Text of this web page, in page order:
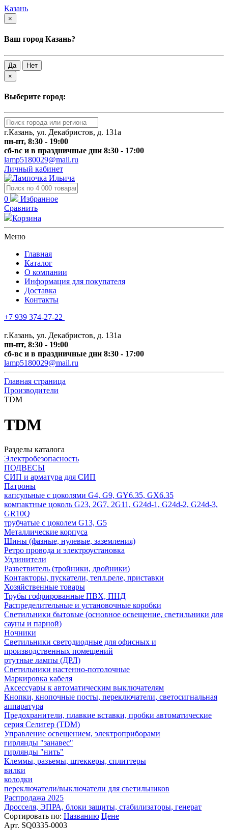
Казань
×
Ваш город Казань?
Да
Нет
×
Выберите город:
г.Казань, ул. Декабристов, д. 131а
пн-пт, 8:30 - 19:00
сб-вс и в праздничные дни 8:30 - 17:00
lamp5180029@mail.ru
Личный кабинет
0
Избранное
Сравнить
Корзина
Меню
Главная
Каталог
О компании
Информация для покупателя
Доставка
Контакты
+7 939 374-27-22
г.Казань, ул. Декабристов, д. 131а
пн-пт, 8:30 - 19:00
сб-вс и в праздничные дни 8:30 - 17:00
lamp5180029@mail.ru
Главная страница
Производители
TDM
TDM
Разделы каталога
Электробезопасность
ПОДВЕСЫ
СИП и арматура для СИП
Патроны
капсульные с цоколями G4, G9, GY6.35, GX6.35
компактные цоколь G23, 2G7, 2G11, G24d-1, G24d-2, G24d-3,
GR10Q
трубчатые с цоколем G13, G5
Металлические корпуса
Шины (фазные, нулевые, заземления)
Ретро провода и электроустановка
Удлинители
Разветвитель (тройники, двойники)
Контакторы, пускатели, тепл.реле, приставки
Хозяйственные товары
Трубы гофрированные ПВХ, ПНД
Распределительные и установочные коробки
Светильники бытовые (основное освещение, светильники для
сауны и парной)
Ночники
Светильники светодиодные для офисных и
производственных помещений
ртутные лампы (ДРЛ)
Светильники настенно-потолочные
Маркировка кабеля
Аксессуары к автоматическим выключателям
Кнопки, кнопочные посты, переключатели, светосигнальная
аппаратура
Предохранители, плавкие вставки, пробки автоматические
серия Селигер (TDM)
Управление освещением, электроприборами
гирлянды "занавес"
гирлянды "нить"
Клеммы, разъемы, штеккеры, сплиттеры
вилки
колодки
переключатели/выключатели для светильников
Распродажа 2025
Дросселя, ЭПРА, блоки защиты, стабилизаторы, генерат
Сортировать по: Названию Цене
Арт. SQ0335-0003